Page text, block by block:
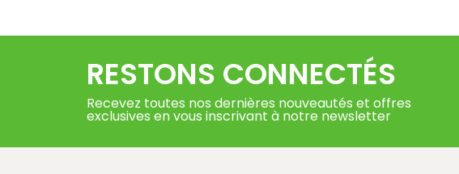
RESTONS CONNECTÉS
Recevez toutes nos dernières nouveautés et offres
exclusives en vous inscrivant à notre newsletter